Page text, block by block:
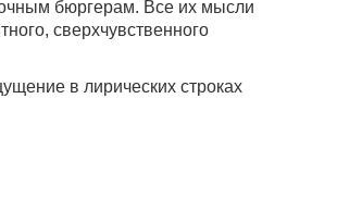
бюргерам. Все их мысли
сверхчувственного
в лирических строках